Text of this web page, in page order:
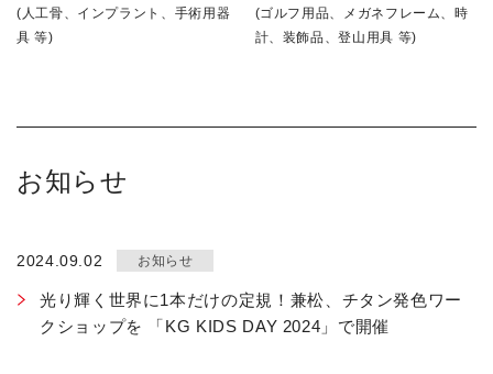
(人工骨、インプラント、手術用器
具 等)
(ゴルフ用品、メガネフレーム、時
計、装飾品、登山用具 等)
お知らせ
2024.09.02 お知らせ
光り輝く世界に1本だけの定規！兼松、チタン発色ワー
クショップを 「KG KIDS DAY 2024」で開催